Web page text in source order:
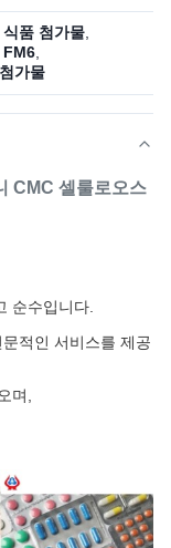
품 첨가물
FM6
가물
CMC 셀룰로오스
순수입니다.
적인 서비스를 제공
며,